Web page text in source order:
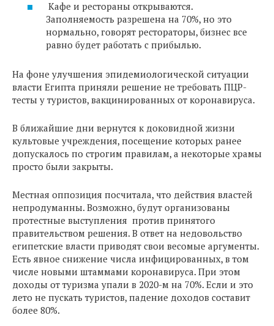
Кафе и рестораны открываются.
Заполняемость разрешена на 70%, но это
нормально, говорят рестораторы, бизнес все
равно будет работать с прибылью.
На фоне улучшения эпидемиологической ситуации
власти Египта приняли решение не требовать ПЦР-
тесты у туристов, вакцинированных от коронавируса.
В ближайшие дни вернутся к доковидной жизни
культовые учреждения, посещение которых ранее
допускалось по строгим правилам, а некоторые храмы
просто были закрыты.
Местная оппозиция посчитала, что действия властей
непродуманны. Возможно, будут организованы
протестные выступления против принятого
правительством решения. В ответ на недовольство
египетские власти приводят свои весомые аргументы.
Есть явное снижение числа инфицированных, в том
числе новыми штаммами коронавируса. При этом
доходы от туризма упали в 2020-м на 70%. Если и это
лето не пускать туристов, падение доходов составит
более 80%.